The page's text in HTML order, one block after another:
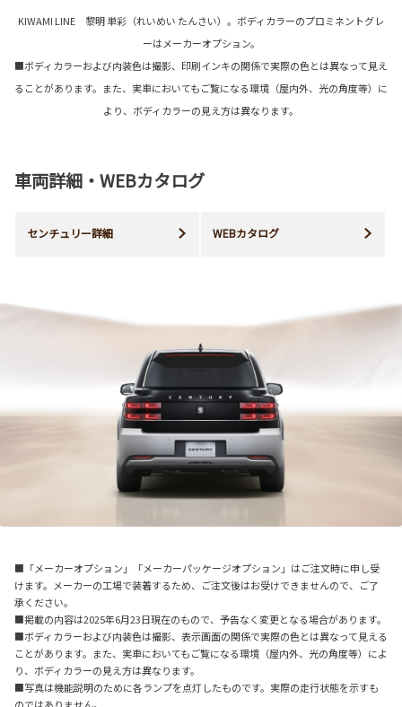
KIWAMI LINE 黎明 単彩（れいめい たんさい）。ボディカラーのプロミネントグレ
ーはメーカーオプション。
■ボディカラーおよび内装色は撮影、印刷インキの関係で実際の色とは異なって見え
ることがあります。また、実車においてもご覧になる環境（屋内外、光の角度等）に
より、ボディカラーの見え方は異なります。
車両詳細・WEBカタログ
センチュリー詳細 WEBカタログ
■「メーカーオプション」「メーカーパッケージオプション」はご注文時に申し受
けます。メーカーの工場で装着するため、ご注文後はお受けできませんので、ご了
承ください。
■掲載の内容は2025年6月23日現在のもので、予告なく変更となる場合があります。
■ボディカラーおよび内装色は撮影、表示画面の関係で実際の色とは異なって見える
ことがあります。また、実車においてもご覧になる環境（屋内外、光の角度等）によ
り、ボディカラーの見え方は異なります。
■写真は機能説明のために各ランプを点灯したものです。実際の走行状態を示すも